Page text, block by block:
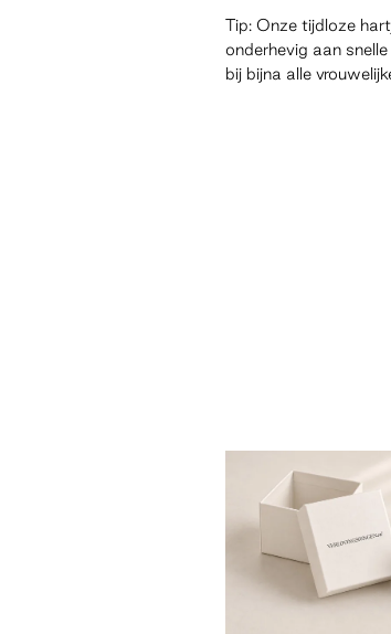
Tip: Onze tijdloze
onderhevig aan
bij bijna alle